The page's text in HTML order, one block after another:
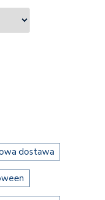
dostawa